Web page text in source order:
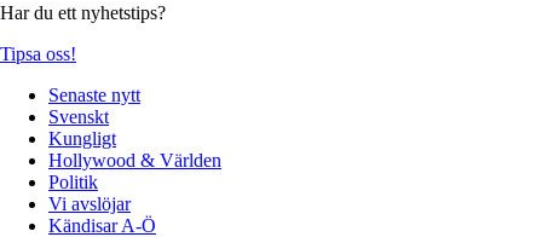
Har du ett nyhetstips?
Tipsa oss!
Senaste nytt
Svenskt
Kungligt
Hollywood & Världen
Politik
Vi avslöjar
Kändisar A-Ö